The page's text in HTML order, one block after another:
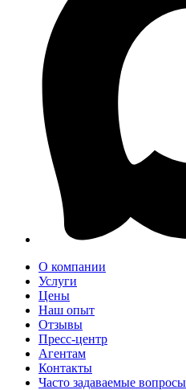
О компании
Услуги
Цены
Наш опыт
Отзывы
Пресс-центр
Агентам
Контакты
Часто задаваемые вопросы